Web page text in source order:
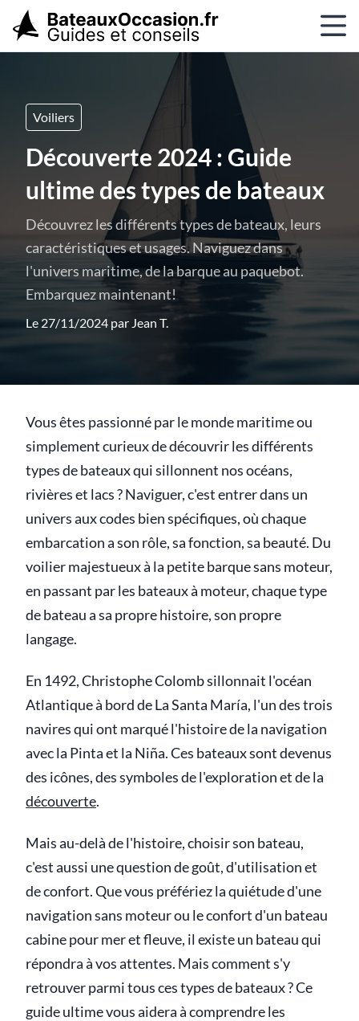
Voiliers
Découverte 2024 : Guide
ultime des types de bateaux
Découvrez les différents types de bateaux, leurs
caractéristiques et usages. Naviguez dans
l'univers maritime, de la barque au paquebot.
Embarquez maintenant!
Le 27/11/2024 par Jean T.
Vous êtes passionné par le monde maritime ou
simplement curieux de découvrir les différents
types de bateaux qui sillonnent nos océans,
rivières et lacs ? Naviguer, c'est entrer dans un
univers aux codes bien spécifiques, où chaque
embarcation a son rôle, sa fonction, sa beauté. Du
voilier majestueux à la petite barque sans moteur,
en passant par les bateaux à moteur, chaque type
de bateau a sa propre histoire, son propre
langage.
En 1492, Christophe Colomb sillonnait l'océan
Atlantique à bord de La Santa María, l'un des trois
navires qui ont marqué l'histoire de la navigation
avec la Pinta et la Niña. Ces bateaux sont devenus
des icônes, des symboles de l'exploration et de la
découverte.
Mais au-delà de l'histoire, choisir son bateau,
c'est aussi une question de goût, d'utilisation et
de confort. Que vous préfériez la quiétude d'une
navigation sans moteur ou le confort d'un bateau
cabine pour mer et fleuve, il existe un bateau qui
répondra à vos attentes. Mais comment s'y
retrouver parmi tous ces types de bateaux ? Ce
guide ultime vous aidera à comprendre les